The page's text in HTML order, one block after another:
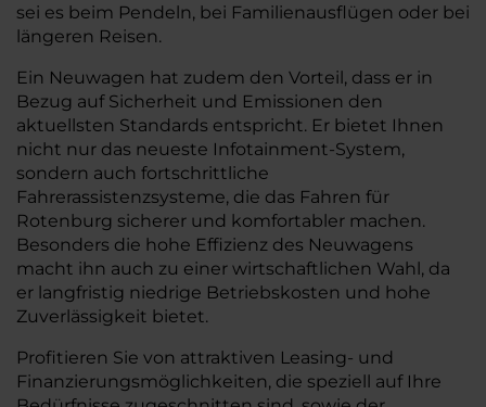
sei es beim Pendeln, bei Familienausflügen oder bei
längeren Reisen.
Ein Neuwagen hat zudem den Vorteil, dass er in
Bezug auf Sicherheit und Emissionen den
aktuellsten Standards entspricht. Er bietet Ihnen
nicht nur das neueste Infotainment-System,
sondern auch fortschrittliche
Fahrerassistenzsysteme, die das Fahren für
Rotenburg sicherer und komfortabler machen.
Besonders die hohe Effizienz des Neuwagens
macht ihn auch zu einer wirtschaftlichen Wahl, da
er langfristig niedrige Betriebskosten und hohe
Zuverlässigkeit bietet.
Profitieren Sie von attraktiven Leasing- und
Finanzierungsmöglichkeiten, die speziell auf Ihre